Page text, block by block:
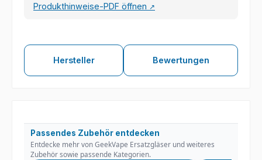
Produkthinweise-PDF öffnen ↗
Hersteller Bewertungen
Passendes Zubehör entdecken
Entdecke mehr von GeekVape Ersatzgläser und weiteres
Zubehör sowie passende Kategorien.